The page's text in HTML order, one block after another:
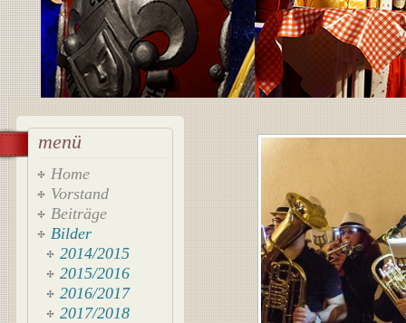
menü
Home
Vorstand
Beiträge
Bilder
2014/2015
2015/2016
2016/2017
2017/2018